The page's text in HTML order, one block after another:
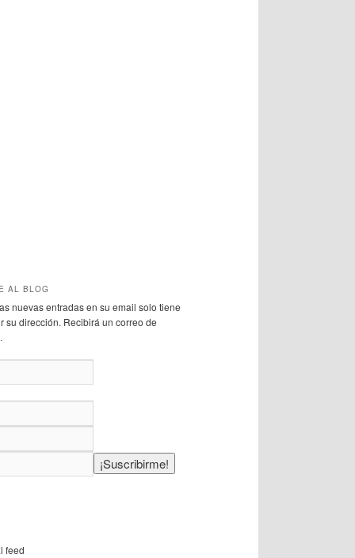
AL BLOG
nuevas entradas en su email solo tiene
su dirección. Recibirá un correo de
feed